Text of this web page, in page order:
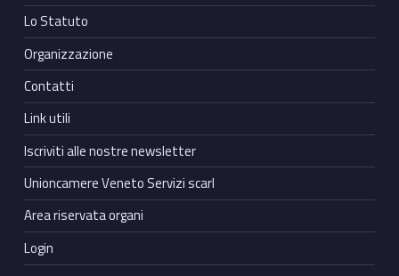
Lo Statuto
Organizzazione
Contatti
Link utili
Iscriviti alle nostre newsletter
Unioncamere Veneto Servizi scarl
Area riservata organi
Login